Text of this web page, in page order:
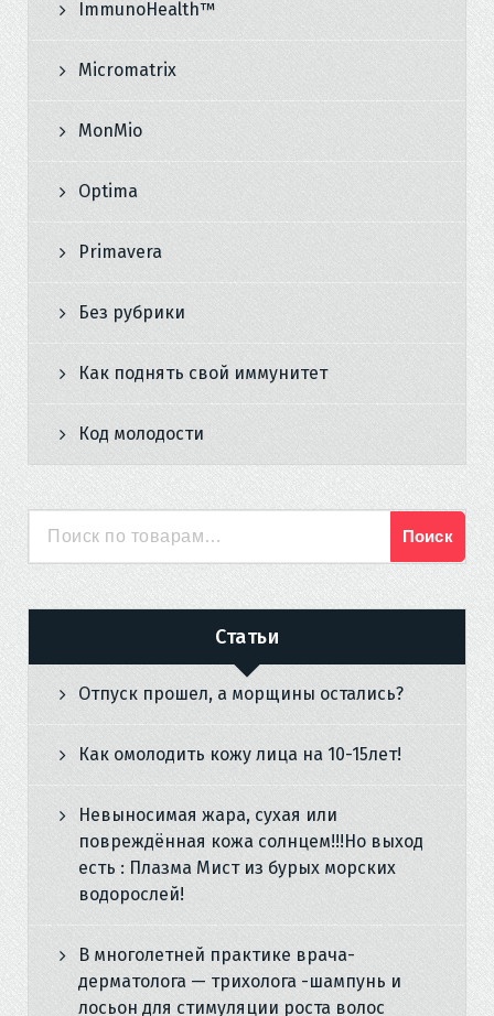
ImmunoHealth™
Micromatrix
MonMio
Optima
Primavera
Без рубрики
Как поднять свой иммунитет
Код молодости
Поиск
Статьи
Отпуск прошел, а морщины остались?
Как омолодить кожу лица на 10-15лет!
Невыносимая жара, сухая или
повреждённая кожа солнцем!!!Но выход
есть : Плазма Мист из бурых морских
водорослей!
В многолетней практике врача-
дерматолога — трихолога -шампунь и
лосьон для стимуляции роста волос